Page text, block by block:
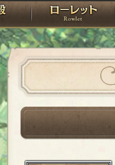
PandoraPartyProject
神殿